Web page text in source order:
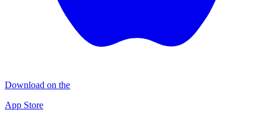
Download on the
App Store